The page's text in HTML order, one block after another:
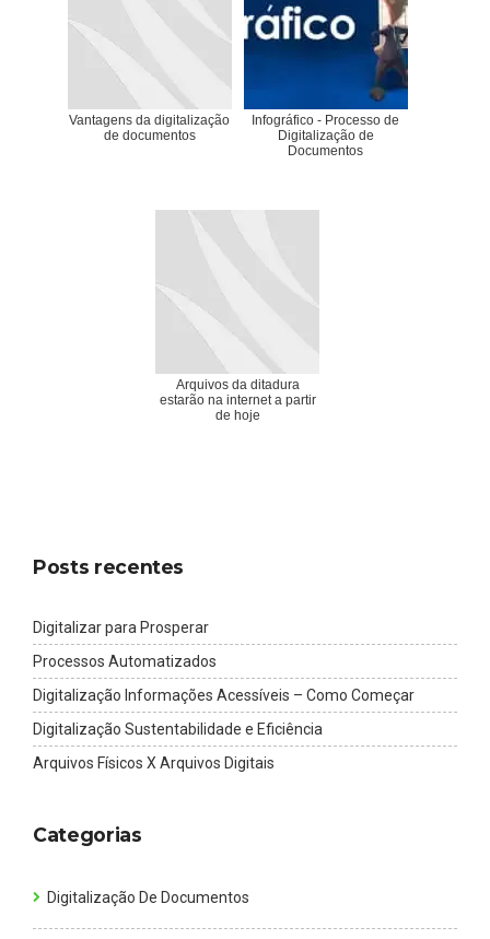
Vantagens da digitalização
de documentos
Infográfico - Processo de
Digitalização de
Documentos
Arquivos da ditadura
estarão na internet a partir
de hoje
Posts recentes
Digitalizar para Prosperar
Processos Automatizados
Digitalização Informações Acessíveis – Como Começar
Digitalização Sustentabilidade e Eficiência
Arquivos Físicos X Arquivos Digitais
Categorias
Digitalização De Documentos